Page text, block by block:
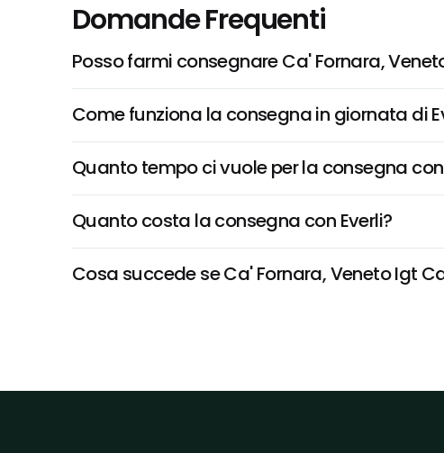
Domande Frequenti
Posso farmi consegnare Ca' Fornara,
Come funziona la consegna in giornata di
Quanto tempo ci vuole per la consegna con
Quanto costa la consegna con Everli?
Cosa succede se Ca' Fornara, Veneto Igt